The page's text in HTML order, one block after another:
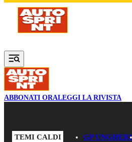
Vai al contenuto principale
ABBONATI ORALEGGI LA RIVISTA
TEMI CALDI GP